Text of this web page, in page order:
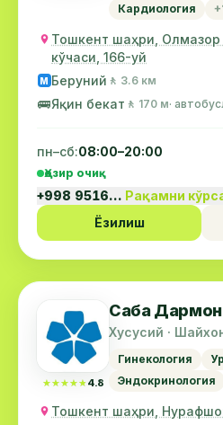
Кардиология
Тошкент шаҳри, Олмазор
кўчаси, 166-уй
М Беруний 🚶 3.6 км
🚌Яқин бекат 🚶 170 м·
пн–сб:08:00–20:00
Ҳозир очиқ
+998 9516… Рақамни
Ёзилиш
★★★★★
★★★★★ 4.8
Саба Дармон
Хусусий ·
Гинекология
Эндокринология
Тошкент шаҳри,